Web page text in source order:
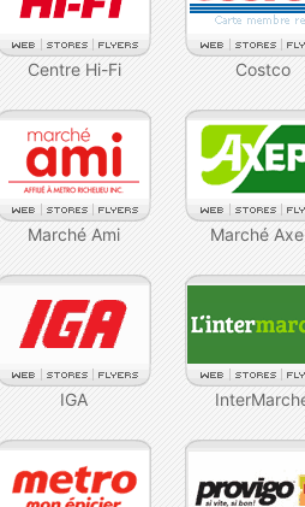
Centre Hi-Fi Costco
Marché Ami Marché
IGA